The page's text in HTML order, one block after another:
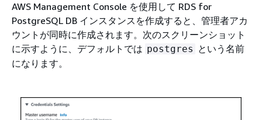
AWS Management Console を使用して RDS for
PostgreSQL DB インスタンス を作成すると、管理者アカ
ウントが同時に作成されます。次のスクリーンショット
に示すように、デフォルトでは postgres という名前
になります。